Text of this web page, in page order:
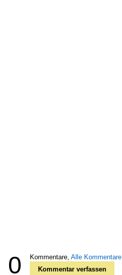
0 Kommentare, Alle Kommentare
Kommentar verfassen